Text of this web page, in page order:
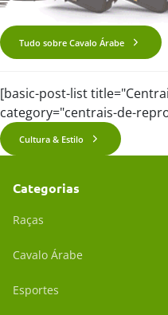
Tudo sobre Cavalo Árabe
[basic-post-list
category="centrais-de-
Cultura & Estilo
Categorias
Raças
Cavalo Árabe
Esportes